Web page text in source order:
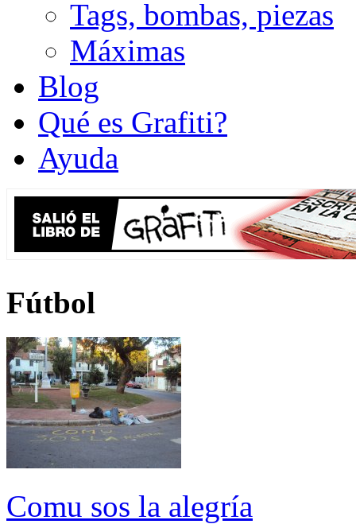
Tags, bombas, piezas
Máximas
Blog
Qué es Grafiti?
Ayuda
Fútbol
Comu sos la alegría